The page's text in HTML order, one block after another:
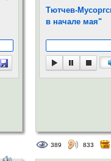
Тютчев-
в начале мая"
389 833